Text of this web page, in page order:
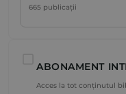
665 publicații
ABONAMENT
Acces la tot conținutul